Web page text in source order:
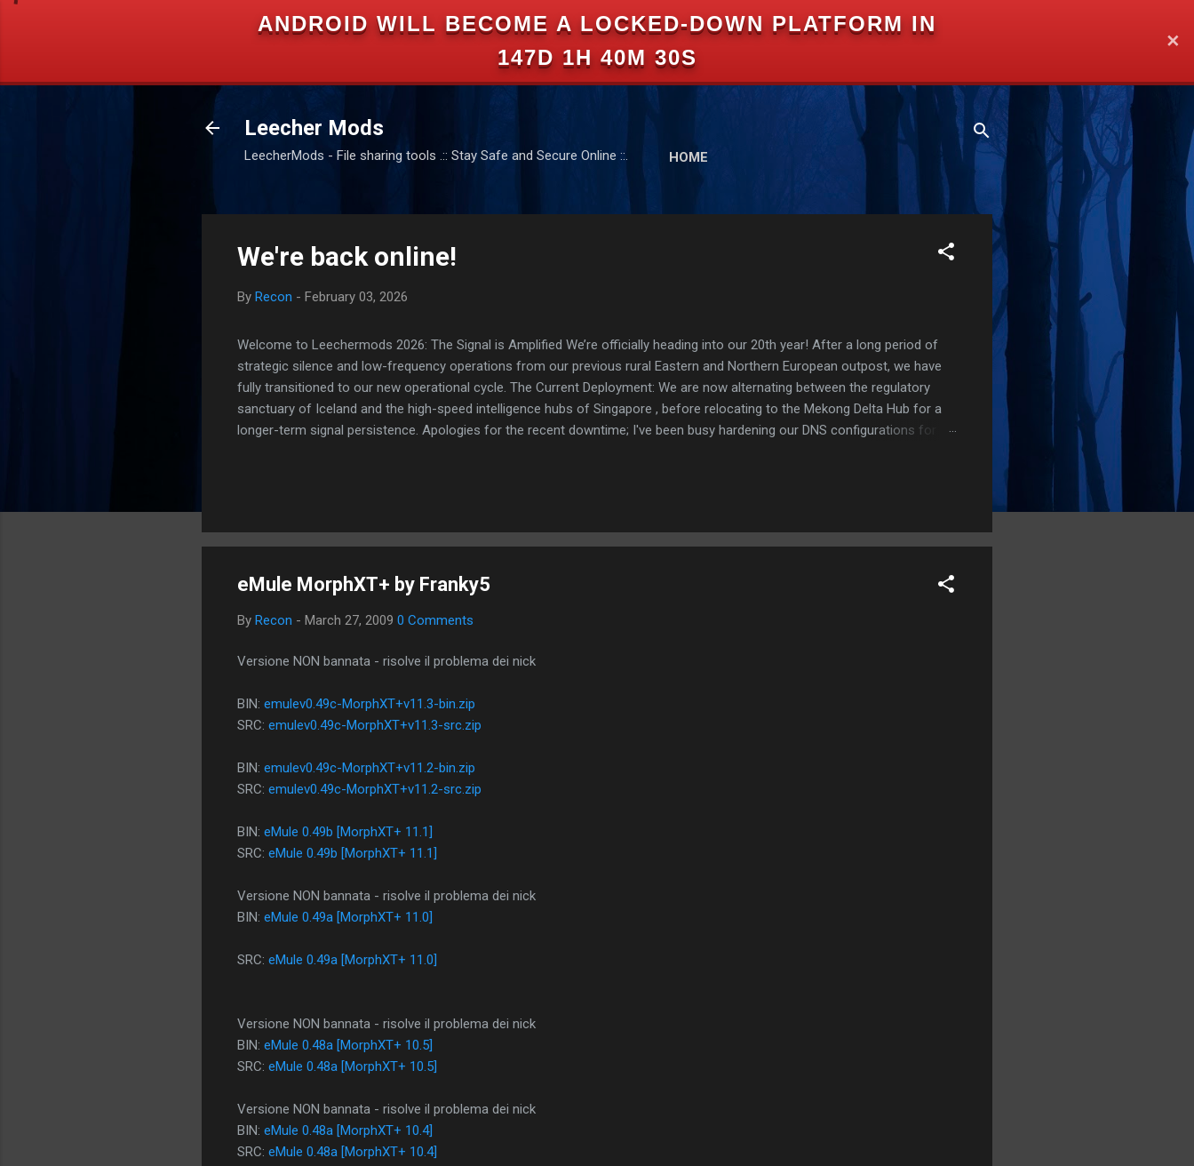
ANDROID WILL BECOME A LOCKED-DOWN PLATFORM IN
147D 1H 40M 29S
✕
Skip to main content
Leecher Mods
LeecherMods - File sharing tools .:: Stay Safe and Secure Online ::. HOME
We're back online!
By Recon - February 03, 2026
Welcome to Leechermods 2026: The Signal is Amplified We’re officially heading into our 20th year! After a long period of
strategic silence and low-frequency operations from our previous rural Eastern and Northern European outpost, we have
fully transitioned to our new operational cycle. The Current Deployment: We are now alternating between the regulatory
sanctuary of Iceland and the high-speed intelligence hubs of Singapore , before relocating to the Mekong Delta Hub for a
longer-term signal persistence. Apologies for the recent downtime; I've been busy hardening our DNS configurations for
eMule MorphXT+ by Franky5
By Recon - March 27, 2009 0 Comments
Versione NON bannata - risolve il problema dei nick
BIN: emulev0.49c-MorphXT+v11.3-bin.zip
SRC: emulev0.49c-MorphXT+v11.3-src.zip
BIN: emulev0.49c-MorphXT+v11.2-bin.zip
SRC: emulev0.49c-MorphXT+v11.2-src.zip
BIN: eMule 0.49b [MorphXT+ 11.1]
SRC: eMule 0.49b [MorphXT+ 11.1]
Versione NON bannata - risolve il problema dei nick
BIN: eMule 0.49a [MorphXT+ 11.0]
SRC: eMule 0.49a [MorphXT+ 11.0]
Versione NON bannata - risolve il problema dei nick
BIN: eMule 0.48a [MorphXT+ 10.5]
SRC: eMule 0.48a [MorphXT+ 10.5]
Versione NON bannata - risolve il problema dei nick
BIN: eMule 0.48a [MorphXT+ 10.4]
SRC: eMule 0.48a [MorphXT+ 10.4]